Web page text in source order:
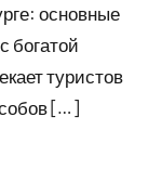
основные
богатой
туристов
[…]